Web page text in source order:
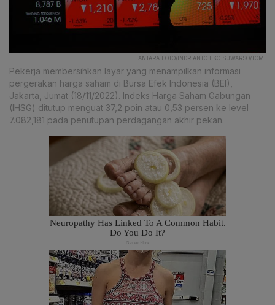
ANTARA FOTO/INDRIANTO EKO SUWARSO/TOM.
Pekerja membersihkan layar yang menampilkan informasi
pergerakan harga saham di Bursa Efek Indonesia (BEI),
Jakarta, Jumat (18/11/2022). Indeks Harga Saham Gabungan
(IHSG) ditutup menguat 37,2 poin atau 0,53 persen ke level
7.082,181 pada penutupan perdagangan akhir pekan.